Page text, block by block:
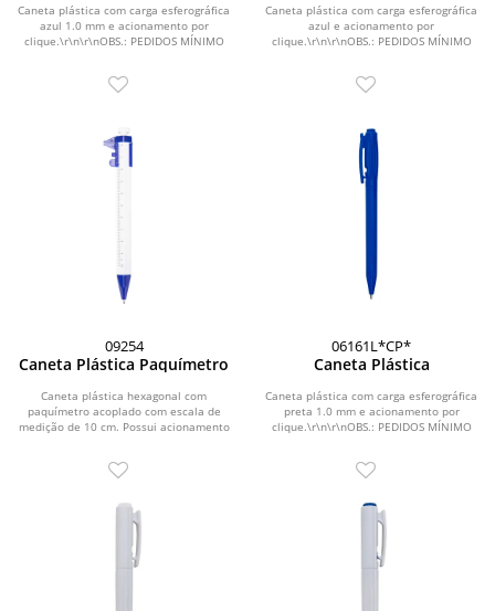
Caneta plástica com carga esferográfica
azul 1.0 mm e acionamento por
clique.\r\n\r\nOBS.: PEDIDOS MÍNIMO
Caneta plástica com carga esferográfica
azul e acionamento por
clique.\r\n\r\nOBS.: PEDIDOS MÍNIMO
09254
Caneta Plástica Paquímetro
Caneta plástica hexagonal com
paquímetro acoplado com escala de
medição de 10 cm. Possui acionamento
06161L*CP*
Caneta Plástica
Caneta plástica com carga esferográfica
preta 1.0 mm e acionamento por
clique.\r\n\r\nOBS.: PEDIDOS MÍNIMO